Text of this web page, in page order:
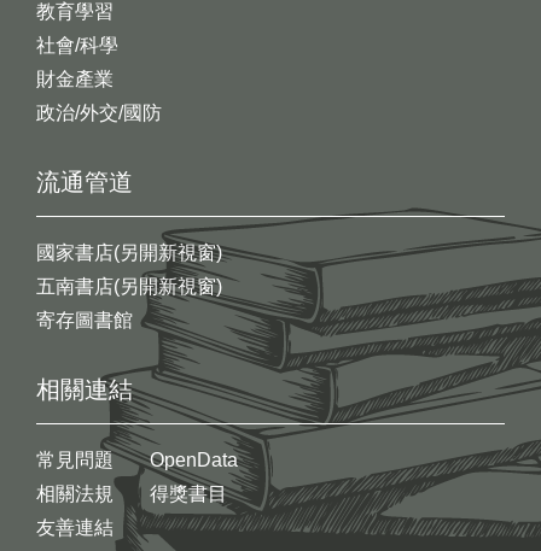
教育學習
社會/科學
財金產業
政治/外交/國防
流通管道
國家書店(另開新視窗)
五南書店(另開新視窗)
寄存圖書館
相關連結
常見問題
相關法規
友善連結
OpenData
得獎書目